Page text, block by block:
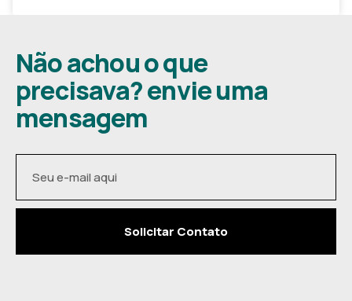
Não achou o que
precisava? envie uma
mensagem
Solicitar Contato